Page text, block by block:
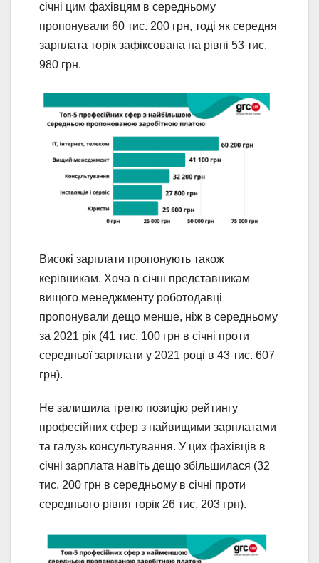
січні цим фахівцям в середньому
пропонували 60 тис. 200 грн, тоді як середня
зарплата торік зафіксована на рівні 53 тис.
980 грн.
Високі зарплати пропонують також
керівникам. Хоча в січні представникам
вищого менеджменту роботодавці
пропонували дещо менше, ніж в середньому
за 2021 рік (41 тис. 100 грн в січні проти
середньої зарплати у 2021 році в 43 тис. 607
грн).
Не залишила третю позицію рейтингу
професійних сфер з найвищими зарплатами
та галузь консультування. У цих фахівців в
січні зарплата навіть дещо збільшилася (32
тис. 200 грн в середньому в січні проти
середнього рівня торік 26 тис. 203 грн).